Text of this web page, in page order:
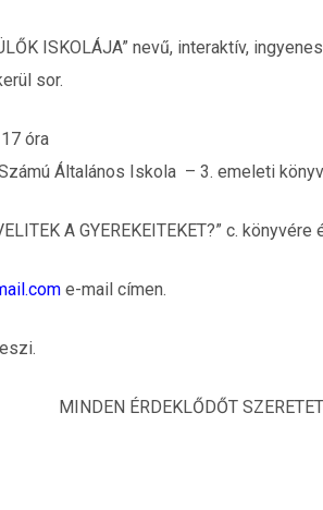
ISKOLÁJA” nevű, interaktív, ingyenes
sor.
óra
Általános Iskola – 3. emeleti
A GYEREKEITEKET?” c. könyvére
e-mail címen.
MINDEN ÉRDEKLŐDŐT